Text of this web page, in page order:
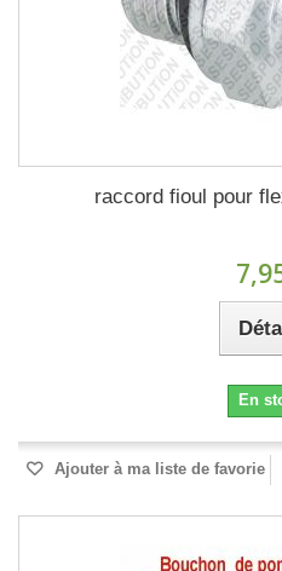
raccord fioul pour
En
Ajouter à ma liste de favorie